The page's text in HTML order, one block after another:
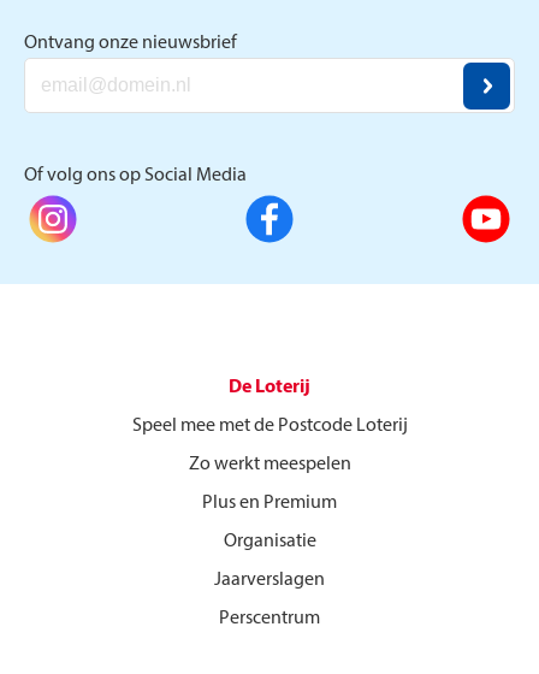
Ontvang onze nieuwsbrief
Of volg ons op Social Media
De Loterij
Speel mee met de Postcode Loterij
Zo werkt meespelen
Plus en Premium
Organisatie
Jaarverslagen
Perscentrum